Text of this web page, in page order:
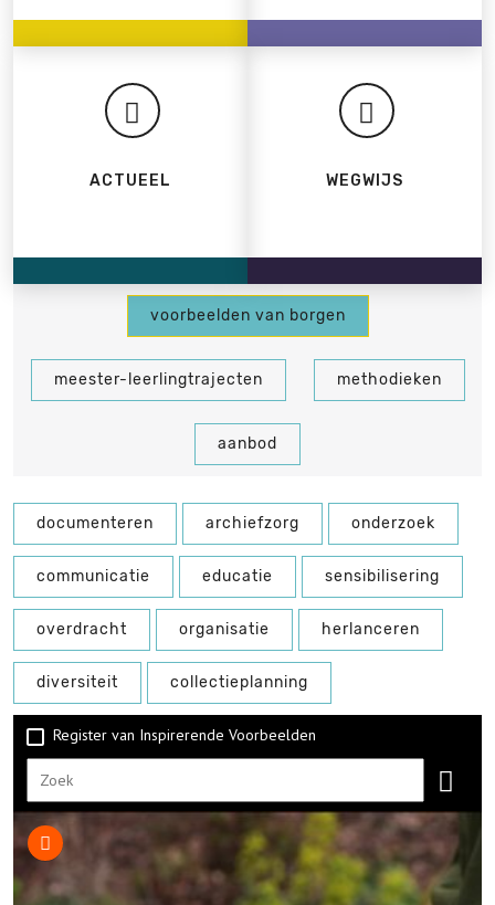
ACTUEEL WEGWIJS
voorbeelden van borgen
meester-leerlingtrajecten methodieken
aanbod
documenteren archiefzorg onderzoek
communicatie educatie sensibilisering
overdracht organisatie herlanceren
diversiteit collectieplanning
Register van Inspirerende Voorbeelden